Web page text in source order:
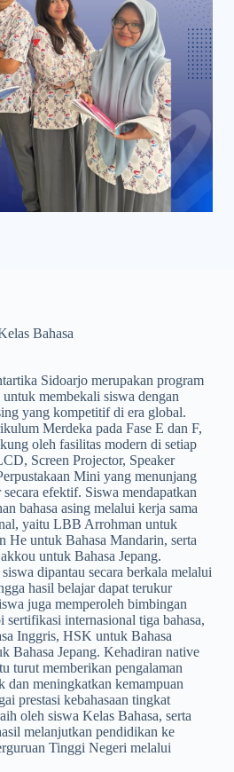
Bahasa
Sidoarjo merupakan program
membekali siswa dengan
yang kompetitif di era global.
Merdeka pada Fase E dan F,
oleh fasilitas modern di setiap
Screen Projector, Speaker
Mini yang menunjang
efektif. Siswa mendapatkan
bahasa asing melalui kerja sama
yaitu LBB Arrohman untuk
untuk Bahasa Mandarin, serta
untuk Bahasa Jepang.
dipantau secara berkala melalui
hasil belajar dapat terukur
juga memperoleh bimbingan
sertifikasi internasional tiga bahasa,
Inggris, HSK untuk Bahasa
Bahasa Jepang. Kehadiran native
turut memberikan pengalaman
dan meningkatkan kemampuan
prestasi kebahasaan tingkat
oleh siswa Kelas Bahasa, serta
melanjutkan pendidikan ke
Tinggi Negeri melalui